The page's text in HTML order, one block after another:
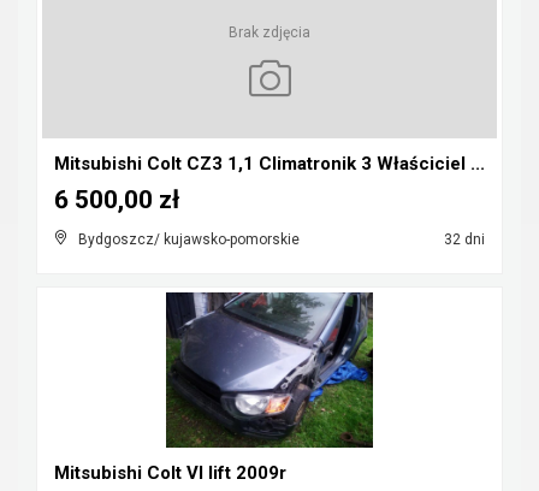
Brak zdjęcia
Mitsubishi Colt CZ3 1,1 Climatronik 3 Właściciel ...
Bydgoszcz/ kujawsko-pomorskie 32 dni
6 500,00 zł
Mitsubishi Colt VI lift 2009r